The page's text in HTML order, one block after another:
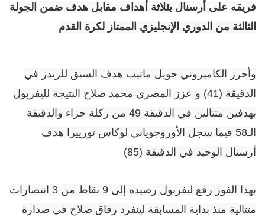
فريقه على أرسنال بثلاثة أهداف مقابل هدف ضمن الجولة
الثالثة من الدوري الإنجليزي الممتاز لكرة القدم
وأحرز الكاميروني جويل ماتيب هدف السبق للريدز في
الدقيقة (41) و عزز المصري محمد صلاح النتيجة لليفربول
بهدفين متتالين في الدقيقة 49 من ركلة جزاء والدقيقة
الـ58 فيما سجل الأوروجوياني لوكاس تورييرا هدف
أرسنال الوحيد في الدقيقة (85)
بهذا الفوز رفع ليفربول رصيده إلى 9 نقاط من 3 انتصارات
متتالية منذ بداية المسابقة لينفرد رفاق صلاح في صدارة